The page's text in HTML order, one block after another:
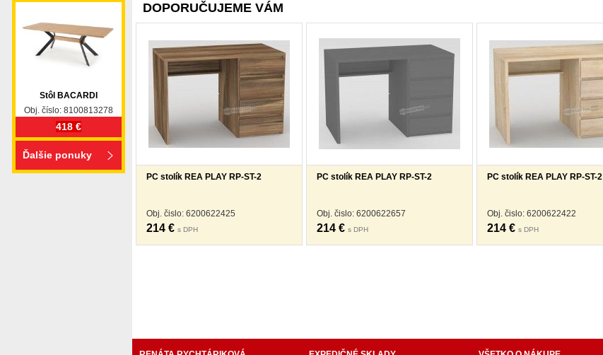
DOPORUČUJEME VÁM
PC stolík REA PLAY RP-ST-2
Obj. čislo: 6200622425
214 € s DPH
PC stolík REA PLAY RP-ST-2
Obj. čislo: 6200622657
214 € s DPH
PC stolík REA PLAY RP-ST-2
Obj. čislo: 6200622422
214 € s DPH
Stôl BACARDI
Obj. číslo: 8100813278
418 €
Ďalšie ponuky